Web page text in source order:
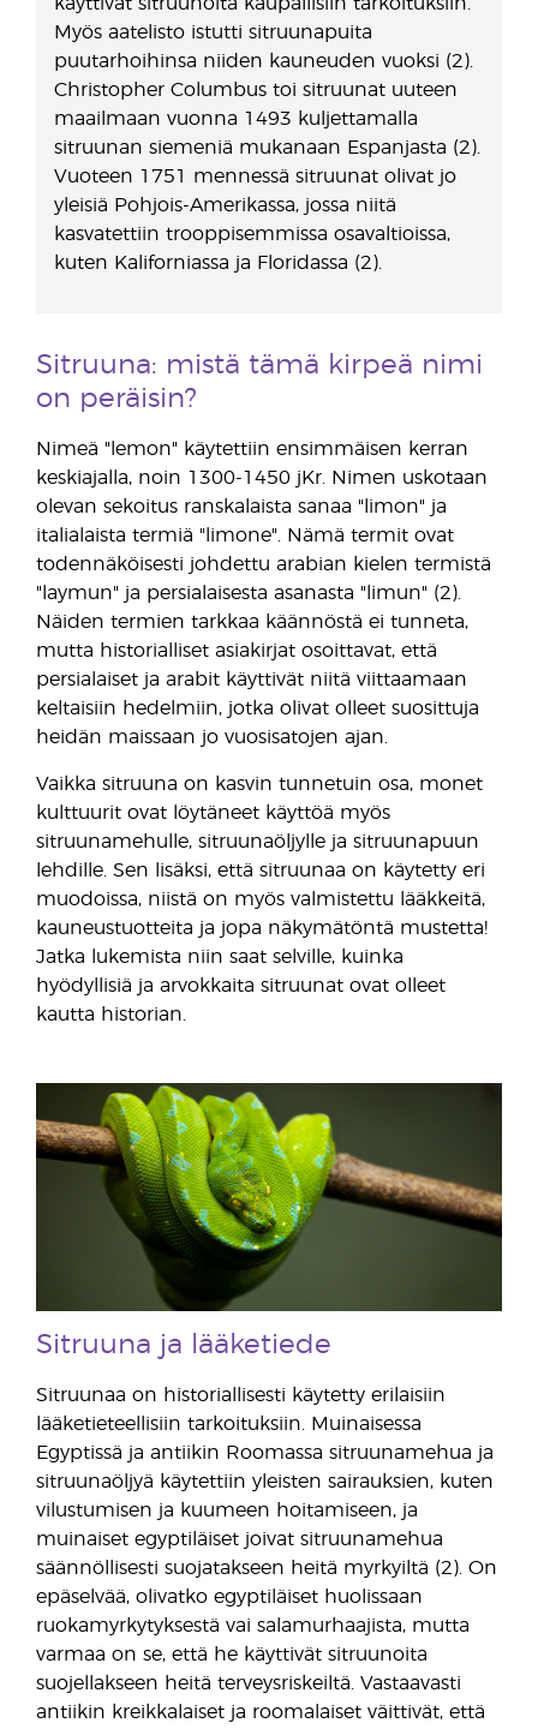
Myös aatelisto istutti sitruunapuita
puutarhoihinsa niiden kauneuden vuoksi (2).
Christopher Columbus toi sitruunat uuteen
maailmaan vuonna 1493 kuljettamalla
sitruunan siemeniä mukanaan Espanjasta (2).
Vuoteen 1751 mennessä sitruunat olivat jo
yleisiä Pohjois-Amerikassa, jossa niitä
kasvatettiin trooppisemmissa osavaltioissa,
kuten Kaliforniassa ja Floridassa (2).
Sitruuna: mistä tämä kirpeä nimi
on peräisin?
Nimeä "lemon" käytettiin ensimmäisen kerran
keskiajalla, noin 1300-1450 jKr. Nimen uskotaan
olevan sekoitus ranskalaista sanaa "limon" ja
italialaista termiä "limone". Nämä termit ovat
todennäköisesti johdettu arabian kielen termistä
"laymun" ja persialaisesta asanasta "limun" (2).
Näiden termien tarkkaa käännöstä ei tunneta,
mutta historialliset asiakirjat osoittavat, että
persialaiset ja arabit käyttivät niitä viittaamaan
keltaisiin hedelmiin, jotka olivat olleet suosittuja
heidän maissaan jo vuosisatojen ajan.
Vaikka sitruuna on kasvin tunnetuin osa, monet
kulttuurit ovat löytäneet käyttöä myös
sitruunamehulle, sitruunaöljylle ja sitruunapuun
lehdille. Sen lisäksi, että sitruunaa on käytetty eri
muodoissa, niistä on myös valmistettu lääkkeitä,
kauneustuotteita ja jopa näkymätöntä mustetta!
Jatka lukemista niin saat selville, kuinka
hyödyllisiä ja arvokkaita sitruunat ovat olleet
kautta historian.
Sitruuna ja lääketiede
Sitruunaa on historiallisesti käytetty erilaisiin
lääketieteellisiin tarkoituksiin. Muinaisessa
Egyptissä ja antiikin Roomassa sitruunamehua ja
sitruunaöljyä käytettiin yleisten sairauksien, kuten
vilustumisen ja kuumeen hoitamiseen, ja
muinaiset egyptiläiset joivat sitruunamehua
säännöllisesti suojatakseen heitä myrkyiltä (2). On
epäselvää, olivatko egyptiläiset huolissaan
ruokamyrkytyksestä vai salamurhaajista, mutta
varmaa on se, että he käyttivät sitruunoita
suojellakseen heitä terveysriskeiltä. Vastaavasti
antiikin kreikkalaiset ja roomalaiset väittivät, että